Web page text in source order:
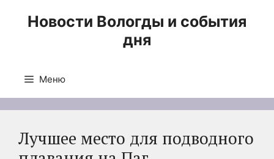
Новости Вологды и события
дня
Меню
Лучшее место для подводного